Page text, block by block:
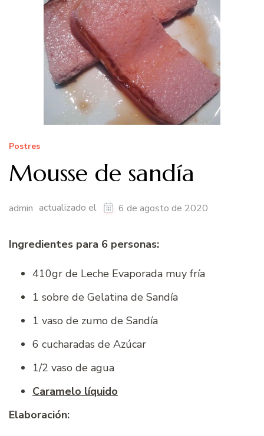
Postres
Mousse de sandía
admin actualizado el 6 de agosto de 2020
Ingredientes para 6 personas:
410gr de Leche Evaporada muy fría
1 sobre de Gelatina de Sandía
1 vaso de zumo de Sandía
6 cucharadas de Azúcar
1/2 vaso de agua
Caramelo líquido
Elaboración: